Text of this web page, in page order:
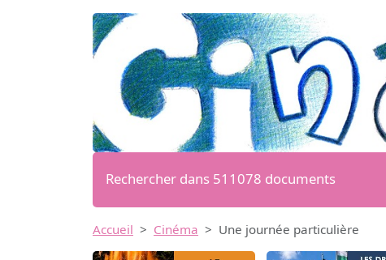
Rechercher dans 511078 documents
Accueil Cinéma Une journée particulière